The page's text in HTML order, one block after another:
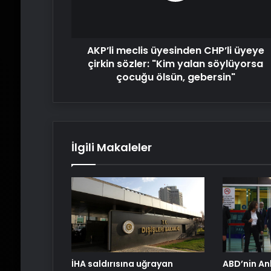
söylüyorsa
çocuğu
AKP’li meclis üyesinden CHP’li üyeye
çirkin sözler: "Kim yalan söylüyorsa
çocuğu ölsün, gebersin"
İlgili Makaleler
İHA saldırısına uğrayan
ABD’nin